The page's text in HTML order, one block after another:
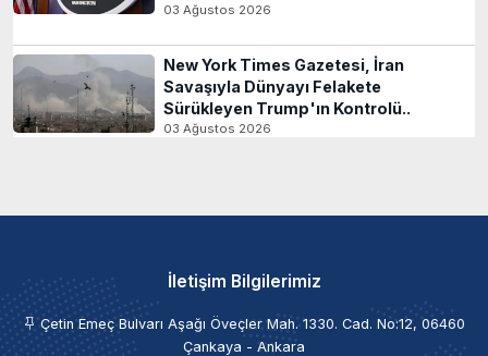
03 Ağustos 2026
New York Times Gazetesi, İran
Savaşıyla Dünyayı Felakete
Sürükleyen Trump'ın Kontrolü..
03 Ağustos 2026
İletişim Bilgilerimiz
Çetin Emeç Bulvarı Aşağı Öveçler Mah. 1330. Cad. No:12, 06460
Çankaya - Ankara